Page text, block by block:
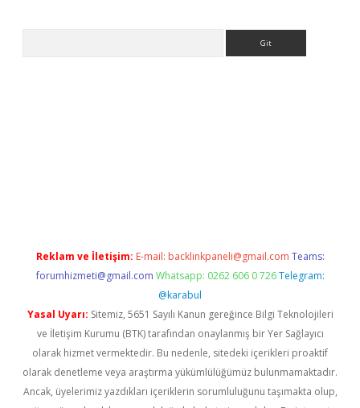
Reklam ve İletişim: E-mail: backlinkpaneli@gmail.com Teams:
forumhizmeti@gmail.com Whatsapp: 0262 606 0 726 Telegram:
@karabul
Yasal Uyarı: Sitemiz, 5651 Sayılı Kanun gereğince Bilgi Teknolojileri
ve İletişim Kurumu (BTK) tarafından onaylanmış bir Yer Sağlayıcı
olarak hizmet vermektedir. Bu nedenle, sitedeki içerikleri proaktif
olarak denetleme veya araştırma yükümlülüğümüz bulunmamaktadır.
Ancak, üyelerimiz yazdıkları içeriklerin sorumluluğunu taşımakta olup,